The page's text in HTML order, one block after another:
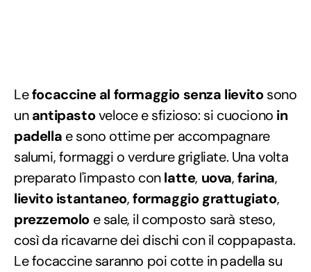
Lefocaccine al formaggio senza lievitosono
unantipastoveloce e sfizioso: si cuociono in
padella e sono ottime per accompagnare
salumi, formaggi o verdure grigliate. Una volta
preparato l'impasto conlatte, uova,farina,
lievito istantaneo,formaggio grattugiato,
prezzemolo e sale, il composto sarà steso,
così da ricavarne dei dischi con il coppapasta.
Le focaccine saranno poi cotte in padella su